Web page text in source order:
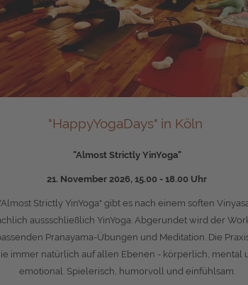
"HappyYogaDays" in Köln
"Almost Strictly YinYoga"
21. November 2026, 15.00 - 18.00 Uhr
Strictly YinYoga" gibt es nach einem soften
aussschließlich YinYoga. Abgerundet wird der
Pranayama-Übungen und Meditation. Die
immer natürlich auf allen Ebenen - körperlich, mental
emotional. Spielerisch, humorvoll und einfühlsam.